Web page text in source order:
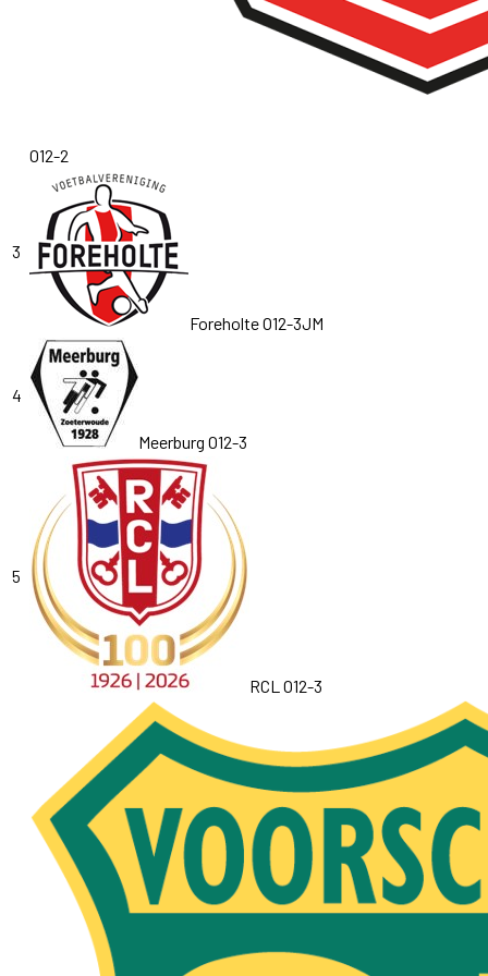
O12-2
3
Foreholte O12-3JM
4
Meerburg O12-3
5
RCL O12-3